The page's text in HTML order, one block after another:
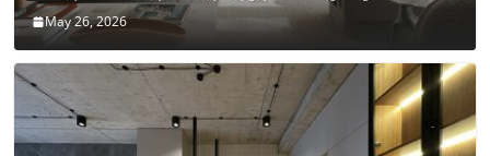
May 26, 2026